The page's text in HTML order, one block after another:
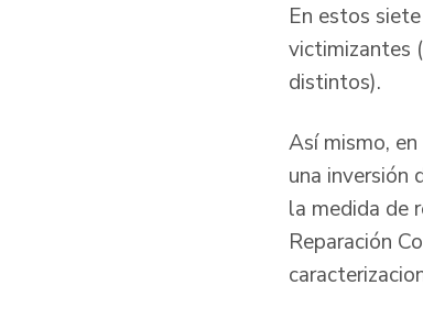
En estos
victimizantes
distintos).
Así mismo,
una inversión
la medida de
Reparación